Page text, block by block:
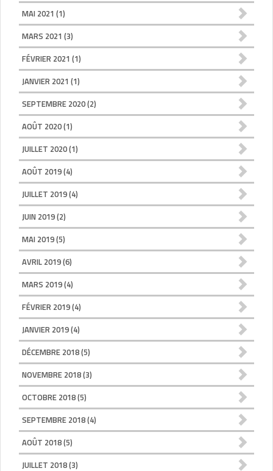
MAI 2021 (1)
MARS 2021 (3)
FÉVRIER 2021 (1)
JANVIER 2021 (1)
SEPTEMBRE 2020(2)
AOÛT 2020(1)
JUILLET 2020(1)
AOÛT 2019(4)
JUILLET 2019(4)
JUIN 2019(2)
MAI 2019(5)
AVRIL 2019(6)
MARS 2019(4)
FÉVRIER 2019(4)
JANVIER 2019(4)
DÉCEMBRE 2018(5)
NOVEMBRE 2018(3)
OCTOBRE 2018(5)
SEPTEMBRE 2018(4)
AOÛT 2018(5)
JUILLET 2018(3)